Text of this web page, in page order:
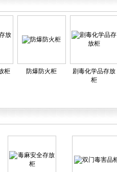
防爆防火柜
剧毒化学品存放